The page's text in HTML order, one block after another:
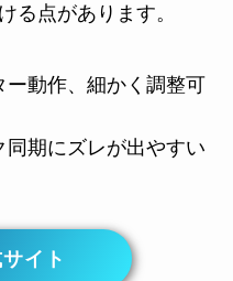
る点があります。
動作、細かく調整可
同期にズレが出やすい
イト